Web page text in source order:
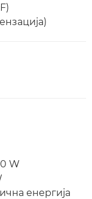
W
енергија